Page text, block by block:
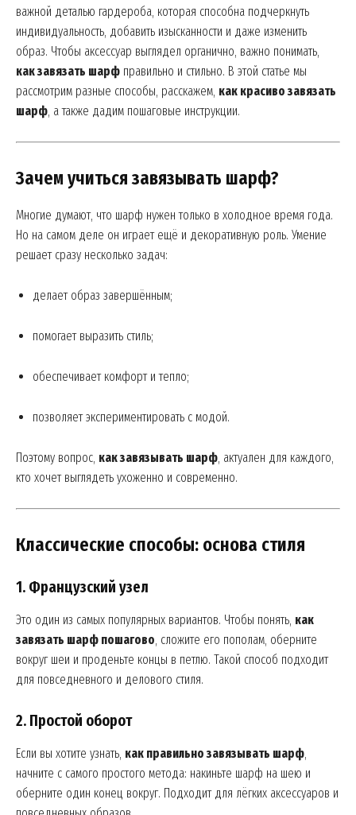
важной деталью гардероба, которая способна подчеркнуть
индивидуальность, добавить изысканности и даже изменить
образ. Чтобы аксессуар выглядел органично, важно понимать,
как завязать шарф правильно и стильно. В этой статье мы
рассмотрим разные способы, расскажем, как красиво завязать
шарф , а также дадим пошаговые инструкции.
Зачем учиться завязывать шарф?
Многие думают, что шарф нужен только в холодное время года.
Но на самом деле он играет ещё и декоративную роль. Умение
решает сразу несколько задач:
делает образ завершённым;
помогает выразить стиль;
обеспечивает комфорт и тепло;
позволяет экспериментировать с модой.
Поэтому вопрос, как завязывать шарф , актуален для каждого,
кто хочет выглядеть ухоженно и современно.
Классические способы: основа стиля
1. Французский узел
Это один из самых популярных вариантов. Чтобы понять, как
завязать шарф пошагово , сложите его пополам, оберните
вокруг шеи и проденьте концы в петлю. Такой способ подходит
для повседневного и делового стиля.
2. Простой оборот
Если вы хотите узнать, как правильно завязывать шарф
начните с самого простого метода: накиньте шарф на шею и
оберните один конец вокруг. Подходит для лёгких аксессуаров и